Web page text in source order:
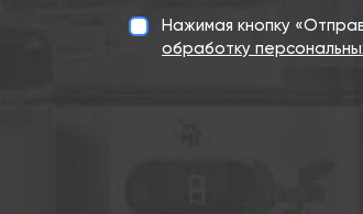
Нажимая кнопку
обработку